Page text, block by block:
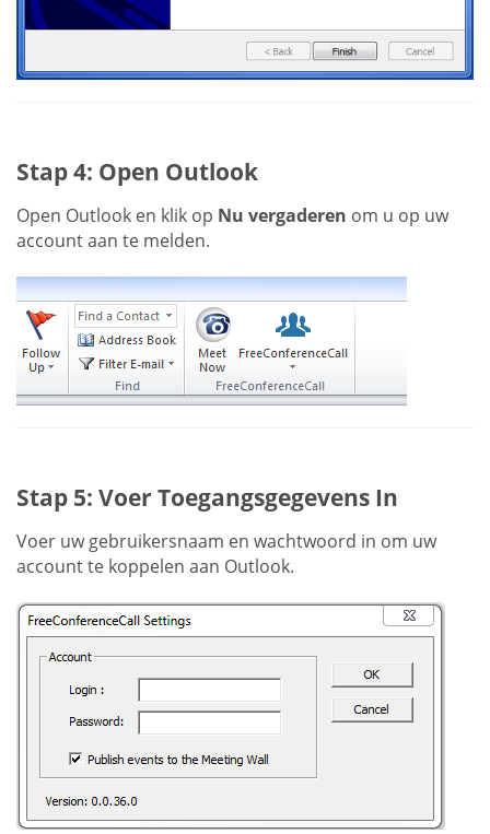
Stap 4: Open Outlook
Open Outlook en klik op Nu vergaderen om u op uw
account aan te melden.
Stap 5: Voer Toegangsgegevens In
Voer uw gebruikersnaam en wachtwoord in om uw
account te koppelen aan Outlook.